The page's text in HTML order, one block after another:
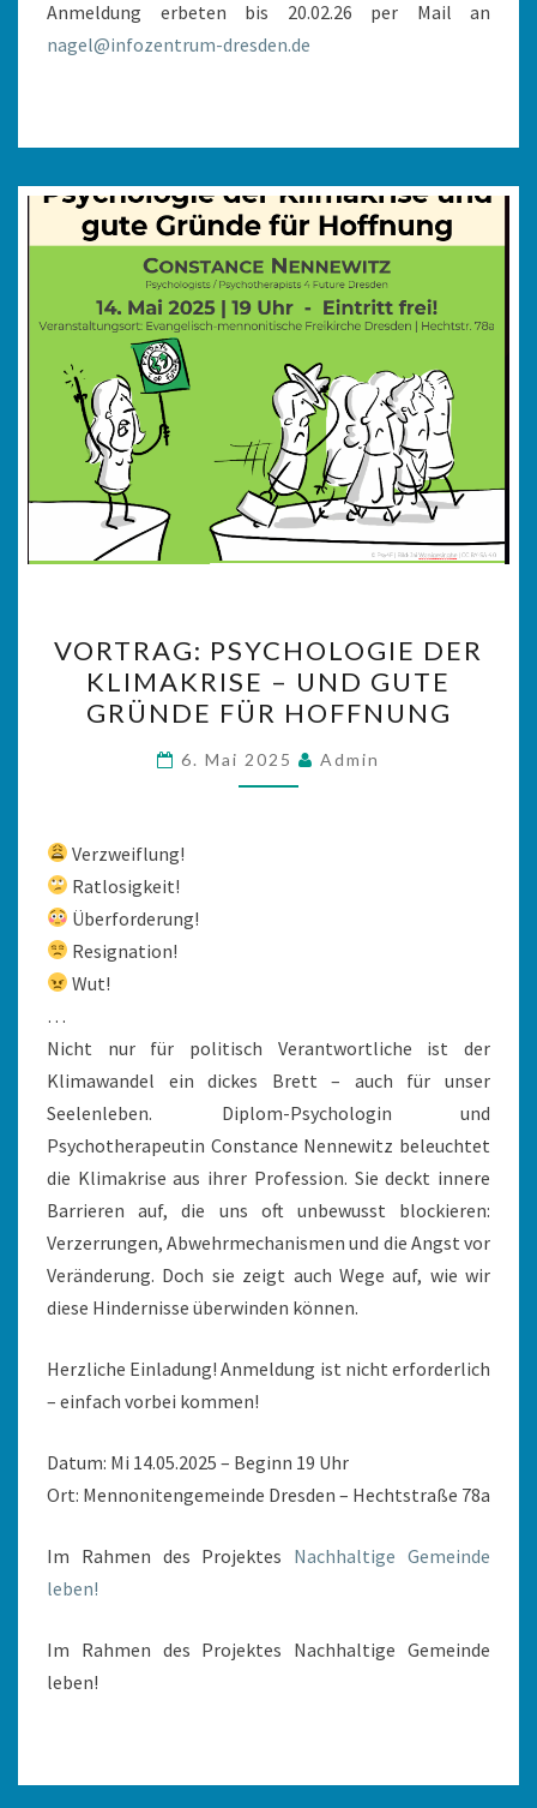
Anmeldung erbeten bis 20.02.26 per Mail an
nagel@infozentrum-dresden.de
PSYCHOLOGIE
DER
KLIMAKRISE
–
UND
VORTRAG: PSYCHOLOGIE DER
KLIMAKRISE – UND GUTE
GRÜNDE FÜR HOFFNUNG
6. Mai 2025 Admin
Verzweiflung!
Ratlosigkeit!
Überforderung!
Resignation!
Wut!
…
Nicht nur für politisch Verantwortliche ist der
Klimawandel ein dickes Brett – auch für unser
Seelenleben. Diplom-Psychologin und
Psychotherapeutin Constance Nennewitz beleuchtet
die Klimakrise aus ihrer Profession. Sie deckt innere
Barrieren auf, die uns oft unbewusst blockieren:
Verzerrungen, Abwehrmechanismen und die Angst vor
Veränderung. Doch sie zeigt auch Wege auf, wie wir
diese Hindernisse überwinden können.
Herzliche Einladung! Anmeldung ist nicht erforderlich
– einfach vorbei kommen!
Datum: Mi 14.05.2025 – Beginn 19 Uhr
Ort: Mennonitengemeinde Dresden – Hechtstraße 78a
Im Rahmen des Projektes Nachhaltige Gemeinde
leben!
Im Rahmen des Projektes Nachhaltige Gemeinde
leben!